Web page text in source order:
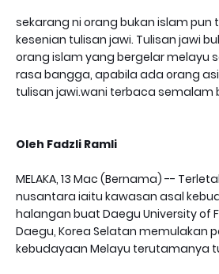
sekarang ni orang bukan islam pun
kesenian tulisan jawi. Tulisan jawi
orang islam yang bergelar melayu
rasa bangga, apabila ada orang
tulisan jawi.wani terbaca semalam
Oleh Fadzli Ramli
MELAKA, 13 Mac (Bernama) --
nusantara iaitu kawasan asal
halangan buat Daegu University of
Daegu, Korea Selatan memulakan
kebudayaan Melayu terutamanya